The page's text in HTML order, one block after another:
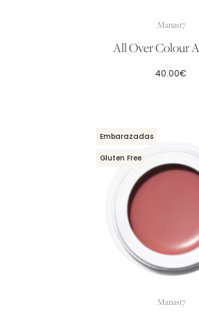
Manasi7
All Over Colour
40.00€
Embarazadas
Gluten Free
Manasi7